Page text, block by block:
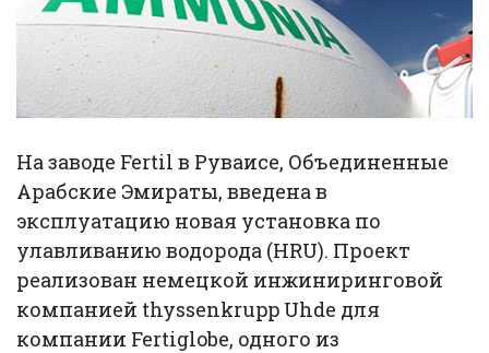
На заводе Fertil в Руваисе, Объединенные
Арабские Эмираты, введена в
эксплуатацию новая установка по
улавливанию водорода (HRU). Проект
реализован немецкой инжиниринговой
компанией thyssenkrupp Uhde для
компании Fertiglobe, одного из